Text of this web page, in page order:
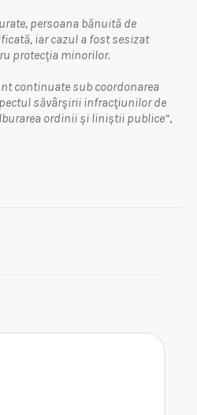
persoana bănuită de
iar cazul a fost sesizat
protecția minorilor.
continuate sub coordonarea
săvârşirii infracţiunilor de
ordinii și liniștii publice”,